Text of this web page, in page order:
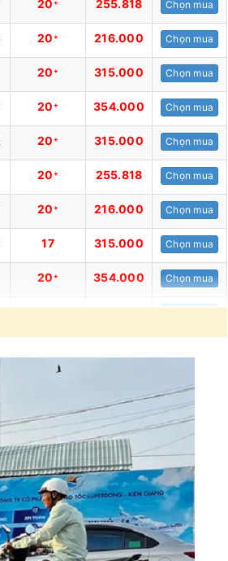
20 + 255.818 Chọn mua
20 + 216.000 Chọn mua
20 + 315.000 Chọn mua
20 + 354.000 Chọn mua
20 + 315.000 Chọn mua
20 + 255.818 Chọn mua
20 + 216.000 Chọn mua
17 315.000 Chọn mua
20 + 354.000 Chọn mua
20+ 255.818
Hết vé
0 354.000 Hết vé
20 + 255.818
20+ 216.000 Chọn mua